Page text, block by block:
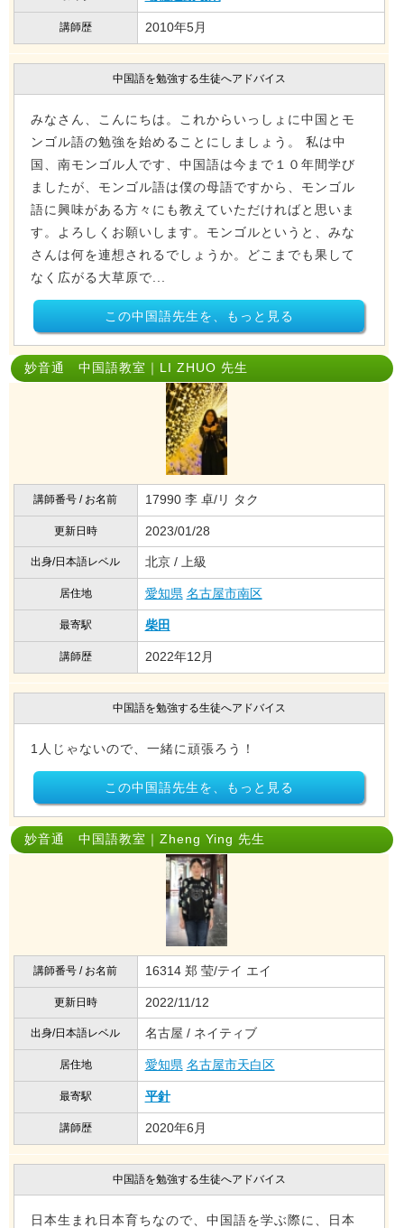
講師歴 2010年5月
中国語を勉強する生徒へアドバイス
みなさん、こんにちは。これからいっしょに中国とモ
ンゴル語の勉強を始めることにしましょう。 私は中
国、南モンゴル人です、中国語は今まで１０年間学び
ましたが、モンゴル語は僕の母語ですから、モンゴル
語に興味がある方々にも教えていただければと思いま
す。よろしくお願いします。モンゴルというと、みな
さんは何を連想されるでしょうか。どこまでも果して
なく広がる大草原で...
この中国語先生を、もっと見る
妙音通 中国語教室｜LI ZHUO 先生
講師番号 / お名前 17990 李 卓/リ タク
更新日時 2023/01/28
出身/日本語レベル 北京 / 上級
居住地 愛知県 名古屋市南区
最寄駅 柴田
講師歴 2022年12月
中国語を勉強する生徒へアドバイス
1人じゃないので、一緒に頑張ろう！
この中国語先生を、もっと見る
妙音通 中国語教室｜Zheng Ying 先生
講師番号 / お名前 16314 郑 莹/テイ エイ
更新日時 2022/11/12
出身/日本語レベル 名古屋 / ネイティブ
居住地 愛知県 名古屋市天白区
最寄駅 平針
講師歴 2020年6月
中国語を勉強する生徒へアドバイス
日本生まれ日本育ちなので、中国語を学ぶ際に、日本